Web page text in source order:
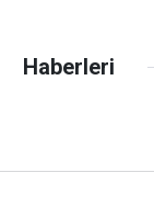
Haberleri